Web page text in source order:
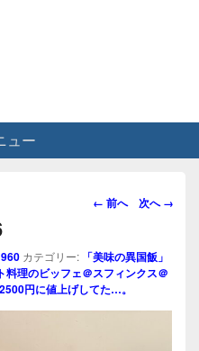
ュー
画
ビ
ゲ
ー
シ
← 前へ 次へ →
カテゴリー: 「美味の異国飯」
料理のビッフェ＠スフィンクス＠
円に値上げしてた…。